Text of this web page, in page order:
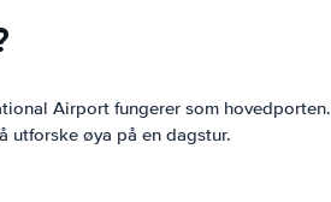
Airport fungerer som hovedporten.
utforske øya på en dagstur.